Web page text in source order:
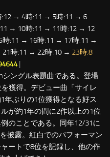
→ 4時:11 → 5時:11 → 6
→ 10時:11 → 11時:12 → 12
:11 → 16時:11 → 17時:11 →
時:11 → 22時:10 → 23時:8
|
ングル表題曲である。登場
獲得。デビュー曲「サイレ
年ぶりの1位獲得となる好ス
が約1年の間に2作以上の1位
のことである。同年12/31に
披露。紅白でのパフォーマン
ートで8位を記録し、他の作